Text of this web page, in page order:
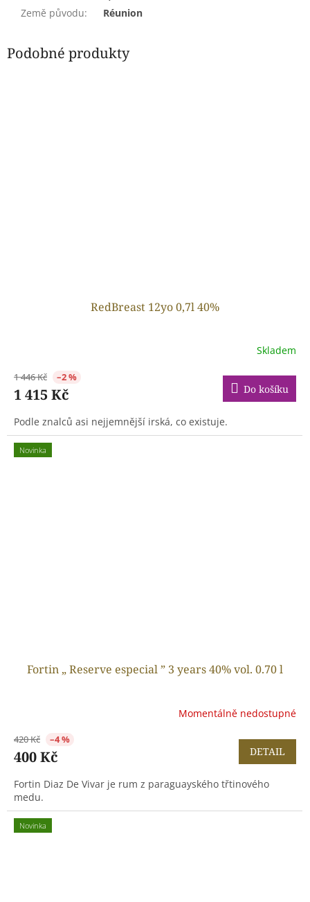
Země původu: Réunion
Podobné produkty
RedBreast 12yo 0,7l 40%
Skladem
1 446 Kč –2 %
1 415 Kč Do košíku
Podle znalců asi nejjemnější irská, co existuje.
Novinka
Fortin „ Reserve especial ” 3 years 40% vol. 0.70 l
Momentálně nedostupné
420 Kč –4 %
400 Kč DETAIL
Fortin Diaz De Vivar je rum z paraguayského třtinového
medu.
Novinka